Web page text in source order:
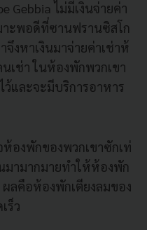
Gebbia ไม่มีเงินจ่ายค่า
าะพอดีที่ซานฟรานซิสโก
จึงหาเงินมาจ่ายค่าเช่าห้
เช่า ในห้องพักพวกเขา
ว้และจะมีบริการอาหาร
ห้องพักของพวกเขาซักเท่
มามากมายทำให้ห้องพัก
ลคือห้องพักเตียงลมของ
ร็ว